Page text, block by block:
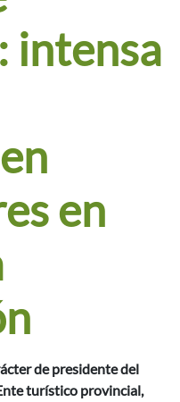
intensa
en
de presidente del
turístico provincial,